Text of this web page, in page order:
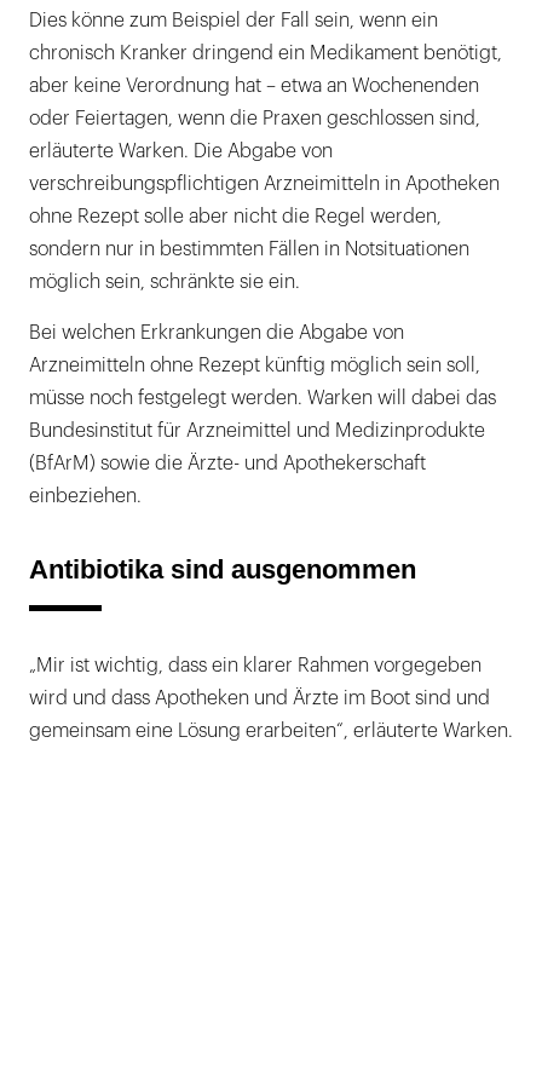
Dies könne zum Beispiel der Fall sein, wenn ein
chronisch Kranker dringend ein Medikament benötigt,
aber keine Verordnung hat – etwa an Wochenenden
oder Feiertagen, wenn die Praxen geschlossen sind,
erläuterte Warken. Die Abgabe von
verschreibungspflichtigen Arzneimitteln in Apotheken
ohne Rezept solle aber nicht die Regel werden,
sondern nur in bestimmten Fällen in Notsituationen
möglich sein, schränkte sie ein.
Bei welchen Erkrankungen die Abgabe von
Arzneimitteln ohne Rezept künftig möglich sein soll,
müsse noch festgelegt werden. Warken will dabei das
Bundesinstitut für Arzneimittel und Medizinprodukte
(BfArM) sowie die Ärzte- und Apothekerschaft
einbeziehen.
Antibiotika sind ausgenommen
„Mir ist wichtig, dass ein klarer Rahmen vorgegeben
wird und dass Apotheken und Ärzte im Boot sind und
gemeinsam eine Lösung erarbeiten“, erläuterte Warken.